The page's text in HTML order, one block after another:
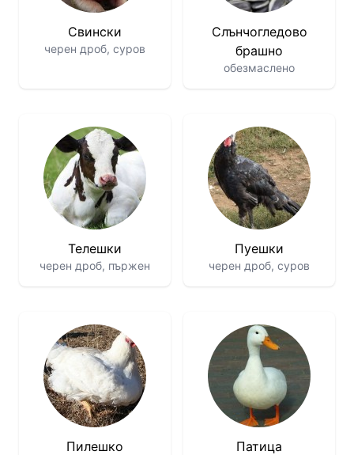
Свински
черен дроб, суров
Слънчогледово
брашно
обезмаслено
Телешки
черен дроб, пържен
Пуешки
черен дроб, суров
Пилешко Патица